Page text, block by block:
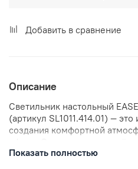
Добавить в сравнение
Описание
Светильник настольный
(артикул SL1011.414.01) —
создания комфортной
мощностью 3 Вт, которая
Показать полностью